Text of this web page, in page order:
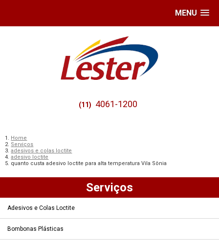
MENU
(11) 4061-1200
Home
Serviços
adesivos e colas loctite
adesivo loctite
quanto custa adesivo loctite para alta temperatura Vila Sônia
Serviços
Adesivos e Colas Loctite
Bombonas Plásticas